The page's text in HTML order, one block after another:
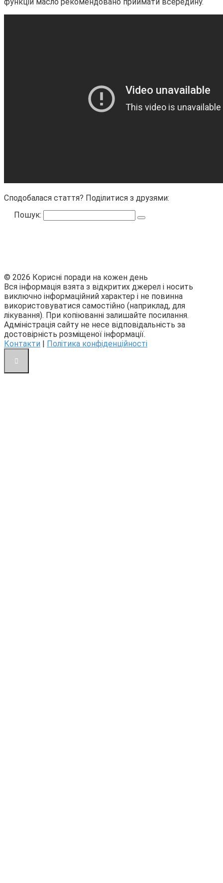
Сподобалася стаття? Поділитися з друзями:
Пошук:
© 2026 Корисні поради на кожен день
Вся інформація взята з відкритих джерел і носить
виключно інформаційний характер і не повинна
використовуватися самостійно (наприклад, для
лікування). При копіюванні залишайте посилання.
Адміністрація сайту не несе відповідальність за
достовірність розміщеної інформації.
Контакти | Політика конфіденційності